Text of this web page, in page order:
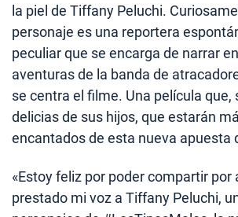
la piel de Tiffany Peluchi.
personaje es una reportera
peculiar que se encarga de narrar
aventuras de la banda de
se centra el filme. Una película que,
delicias de sus hijos, que estarán
encantados de esta nueva apuesta
«Estoy feliz por poder compartir por
prestado mi voz a Tiffany Peluchi,